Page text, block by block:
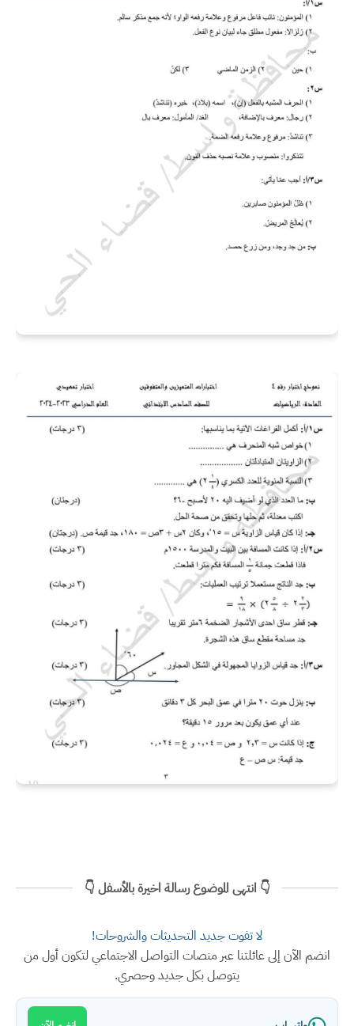
👇 انتهى الموضوع رسالة اخيرة بالأسفل 👇
لا تفوت جديد التحديثات والشروحات!
انضم الآن إلى عائلتنا عبر منصات التواصل الاجتماعي لتكون أول من
يتوصل بكل جديد وحصري.